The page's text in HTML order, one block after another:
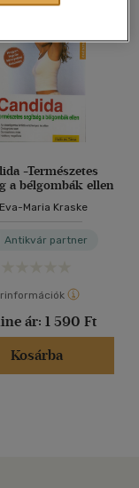
-Természetes
a bélgombák ellen
Maria Kraske
Antikvár partner
ár: 1 590 Ft
Kosárba